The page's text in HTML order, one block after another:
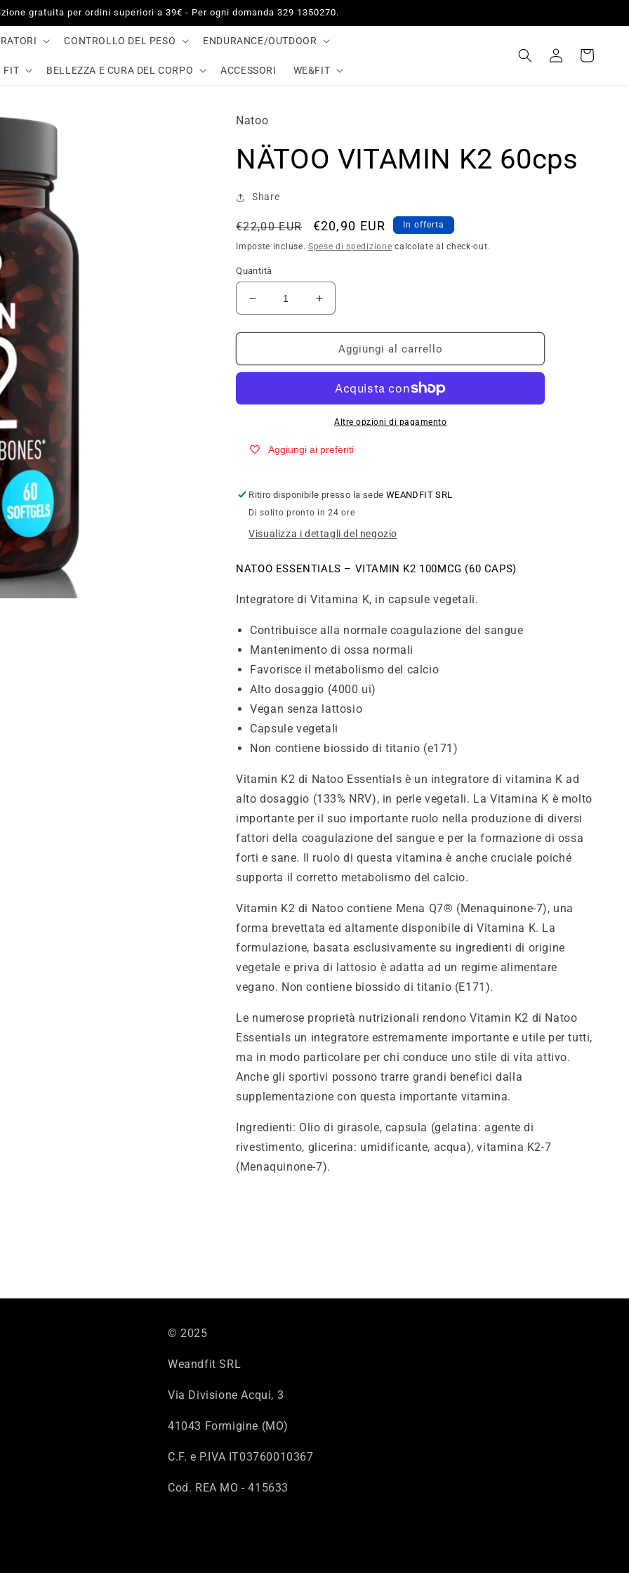
gratuita per ordini superiori a 39€ - Per ogni domanda 329 1350270.
CONTROLLO DEL PESO ENDURANCE/OUTDOOR
FIT BELLEZZA E CURA DEL CORPO ACCESSORI WE&FIT
Accedi Carrello
Natoo
NÄTOO VITAMIN K2 60cps
Share
Prezzo
di
listino
€22,00 EUR
Prezzo
scontato
€20,90 EUR In offerta
Imposte incluse.Spese di spedizione calcolate al check-out.
Quantità
Diminuisci
quantità
per
VITAMIN
Aumenta
quantità
per
NÄTOO
VITAMIN
60cps
Aggiungi al carrello
Altre opzioni di pagamento
Aggiungi ai preferiti
Ritiro disponibile presso la sede WEANDFIT SRL
Di solito pronto in 24 ore
Visualizza i dettagli del negozio
NATOO ESSENTIALS – VITAMIN K2 100MCG (60 CAPS)
Integratore di Vitamina K, in capsule vegetali.
Contribuisce alla normale coagulazione del sangue
Mantenimento di ossa normali
Favorisce il metabolismo del calcio
Alto dosaggio (4000 ui)
Vegan senza lattosio
Capsule vegetali
Non contiene biossido di titanio (e171)
Vitamin K2 di Natoo Essentials è un integratore di vitamina K ad
alto dosaggio (133% NRV), in perle vegetali. La Vitamina K è molto
importante per il suo importante ruolo nella produzione di diversi
fattori della coagulazione del sangue e per la formazione di ossa
forti e sane. Il ruolo di questa vitamina è anche cruciale poiché
supporta il corretto metabolismo del calcio.
Vitamin K2 di Natoo contiene Mena Q7® (Menaquinone-7), una
forma brevettata ed altamente disponibile di Vitamina K. La
formulazione, basata esclusivamente su ingredienti di origine
vegetale e priva di lattosio è adatta ad un regime alimentare
vegano. Non contiene biossido di titanio (E171).
Le numerose proprietà nutrizionali rendono Vitamin K2 di Natoo
Essentials un integratore estremamente importante e utile per tutti,
ma in modo particolare per chi conduce uno stile di vita attivo.
Anche gli sportivi possono trarre grandi benefici dalla
supplementazione con questa importante vitamina.
Ingredienti: Olio di girasole, capsula (gelatina: agente di
rivestimento, glicerina: umidificante, acqua), vitamina K2-7
(Menaquinone-7).
© 2025
Weandfit SRL
Via Divisione Acqui, 3
41043 Formigine (MO)
C.F. e P.IVA IT03760010367
Cod. REA MO - 415633